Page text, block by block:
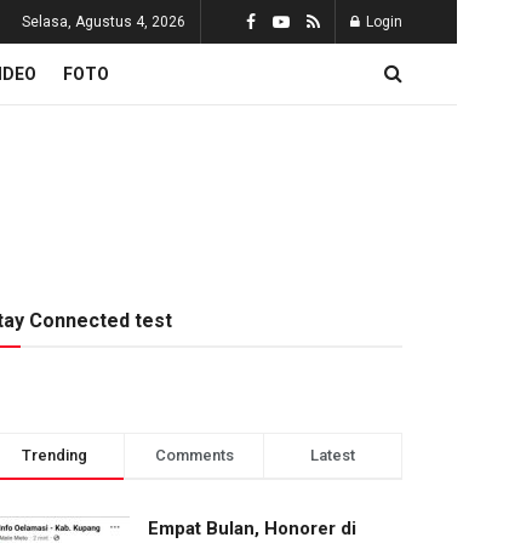
Selasa, Agustus 4, 2026 Login
FOTO
Connected test
Trending Comments Latest
Empat Bulan, Honorer di